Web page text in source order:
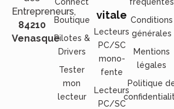
Entrepreneurs,
84210
Venasque
Boutique
Pilotes &
Drivers
Tester
mon
lecteur
vitale
Lecteurs
PC/SC
mono-
fente
Lecteurs
PC/SC
Conditions
générales
Mentions
légales
Politique